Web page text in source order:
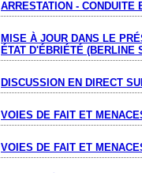
ARRESTATION -
MISE À JOUR DANS LE
ÉTAT D'ÉBRIÉTÉ (BERLINE
DISCUSSION EN DIRECT
VOIES DE FAIT ET
VOIES DE FAIT ET